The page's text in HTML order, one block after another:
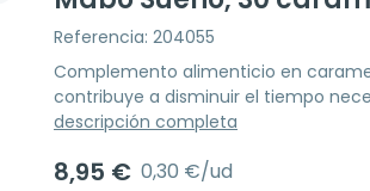
Referencia: 204055
Complemento alimenticio en
contribuye a disminuir el tiempo
descripción completa
8,95 € 0,30 €/ud